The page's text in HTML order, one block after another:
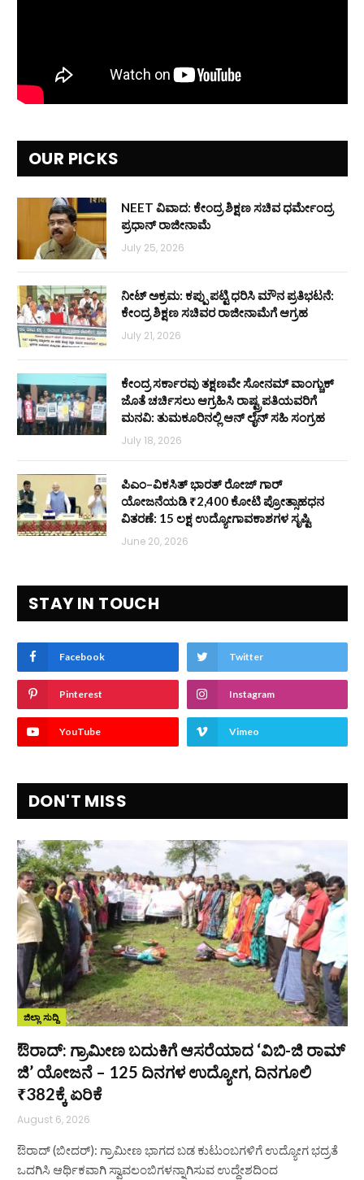
OUR PICKS
NEET ವಿವಾದ: ಕೇಂದ್ರ ಶಿಕ್ಷಣ ಸಚಿವ ಧರ್ಮೇಂದ್ರ
ಪ್ರಧಾನ್ ರಾಜೀನಾಮೆ
July 25, 2026
ನೀಟ್ ಅಕ್ರಮ: ಕಪ್ಪು ಪಟ್ಟಿ ಧರಿಸಿ ಮೌನ ಪ್ರತಿಭಟನೆ:
ಕೇಂದ್ರ ಶಿಕ್ಷಣ ಸಚಿವರ ರಾಜೀನಾಮೆಗೆ ಆಗ್ರಹ
July 21, 2026
ಕೇಂದ್ರ ಸರ್ಕಾರವು ತಕ್ಷಣವೇ ಸೋನಮ್ ವಾಂಗ್ಚುಕ್
ಜೊತೆ ಚರ್ಚಿಸಲು ಆಗ್ರಹಿಸಿ ರಾಷ್ಟ್ರಪತಿಯವರಿಗೆ
ಮನವಿ: ತುಮಕೂರಿನಲ್ಲಿ ಆನ್‌ ಲೈನ್ ಸಹಿ ಸಂಗ್ರಹ
July 18, 2026
ಪಿಎಂ–ವಿಕಸಿತ್ ಭಾರತ್ ರೋಜ್‌ ಗಾರ್
ಯೋಜನೆಯಡಿ ₹2,400 ಕೋಟಿ ಪ್ರೋತ್ಸಾಹಧನ
ವಿತರಣೆ: 15 ಲಕ್ಷ ಉದ್ಯೋಗಾವಕಾಶಗಳ ಸೃಷ್ಟಿ
June 20, 2026
STAY IN TOUCH
Facebook Twitter
Pinterest Instagram
YouTube Vimeo
DON'T MISS
ಜಿಲ್ಲಾ ಸುದ್ದಿ
ಔರಾದ್: ಗ್ರಾಮೀಣ ಬದುಕಿಗೆ ಆಸರೆಯಾದ ‘ವಿಬಿ-ಜಿ ರಾಮ್
ಜಿ’ ಯೋಜನೆ – 125 ದಿನಗಳ ಉದ್ಯೋಗ, ದಿನಗೂಲಿ
₹382ಕ್ಕೆ ಏರಿಕೆ
August 6, 2026
ಔರಾದ್ (ಬೀದರ್): ಗ್ರಾಮೀಣ ಭಾಗದ ಬಡ ಕುಟುಂಬಗಳಿಗೆ ಉದ್ಯೋಗ ಭದ್ರತೆ
ಒದಗಿಸಿ ಆರ್ಥಿಕವಾಗಿ ಸ್ವಾವಲಂಬಿಗಳನ್ನಾಗಿಸುವ ಉದ್ದೇಶದಿಂದ